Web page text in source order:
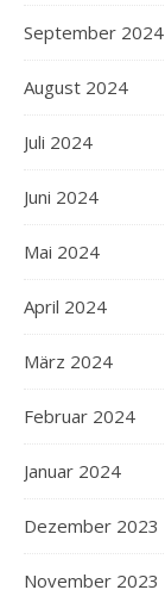
September 2024
August 2024
Juli 2024
Juni 2024
Mai 2024
April 2024
März 2024
Februar 2024
Januar 2024
Dezember 2023
November 2023